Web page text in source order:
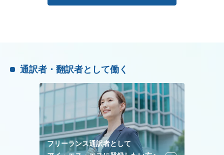
通訳者・翻訳者として働く
フリーランス通訳者として